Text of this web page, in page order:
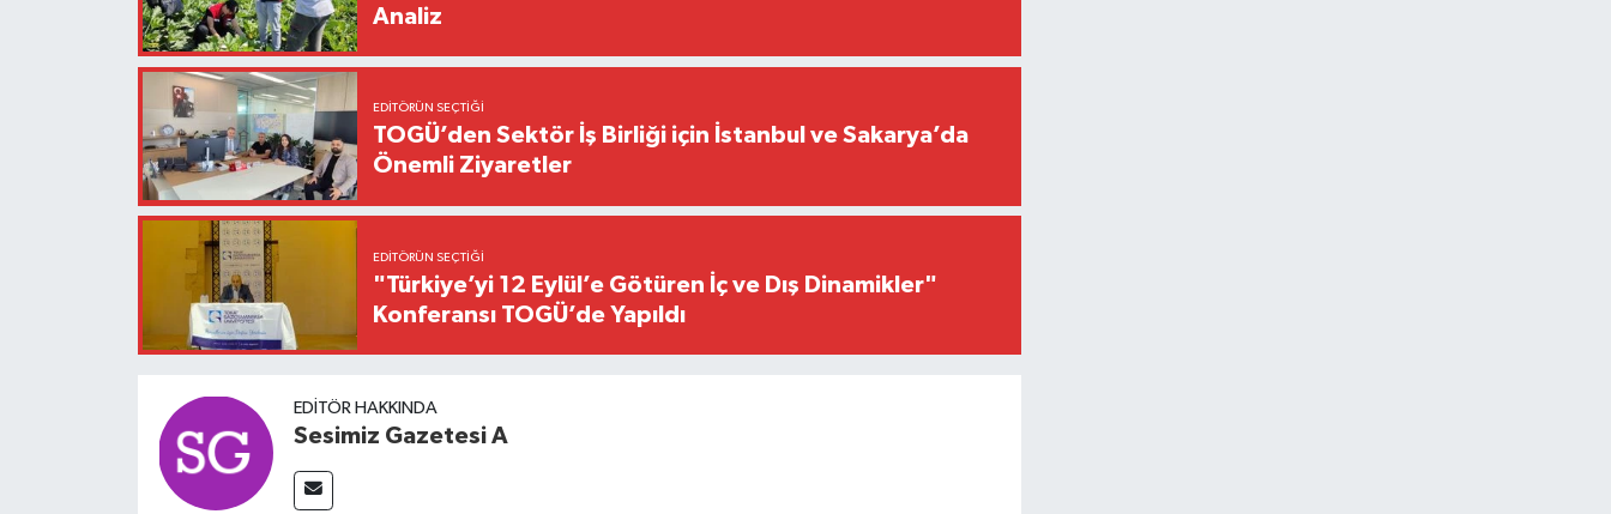
Analiz
EDITÖRÜN SEÇTIĞI
TOGÜ’den Sektör İş Birliği için İstanbul ve Sakarya’da
Önemli Ziyaretler
EDITÖRÜN SEÇTIĞI
"Türkiye’yi 12 Eylül’e Götüren İç ve Dış Dinamikler"
Konferansı TOGÜ’de Yapıldı
EDITÖR HAKKINDA
Sesimiz Gazetesi A